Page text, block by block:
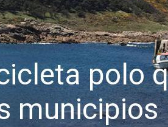
polo
municipios